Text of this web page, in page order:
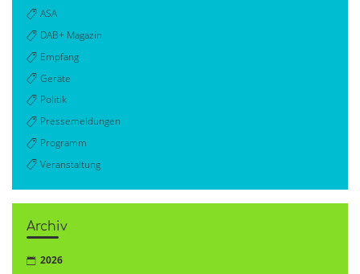
ASA
DAB+ Magazin
Empfang
Geräte
Politik
Pressemeldungen
Programm
Veranstaltung
Archiv
2026